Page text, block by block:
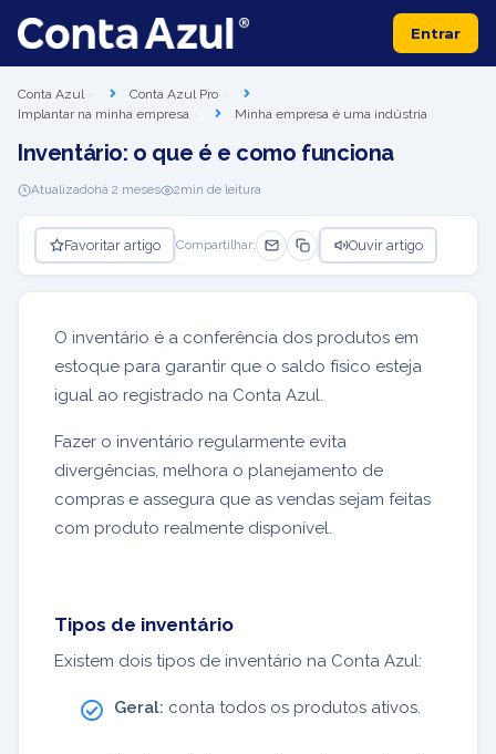
Entrar
Conta Azul
Conta Azul Pro
Implantar na minha empresa
Minha empresa é uma indústria
Inventário: o que é e como funciona
Atualizadohá 2 meses 2min de leitura
Favoritar artigo Compartilhar: Ouvir artigo
O inventário é a conferência dos produtos em
estoque para garantir que o saldo físico esteja
igual ao registrado na Conta Azul.
Fazer o inventário regularmente evita
divergências, melhora o planejamento de
compras e assegura que as vendas sejam feitas
com produto realmente disponível.
Tipos de inventário
Existem dois tipos de inventário na Conta Azul:
Geral: conta todos os produtos ativos.